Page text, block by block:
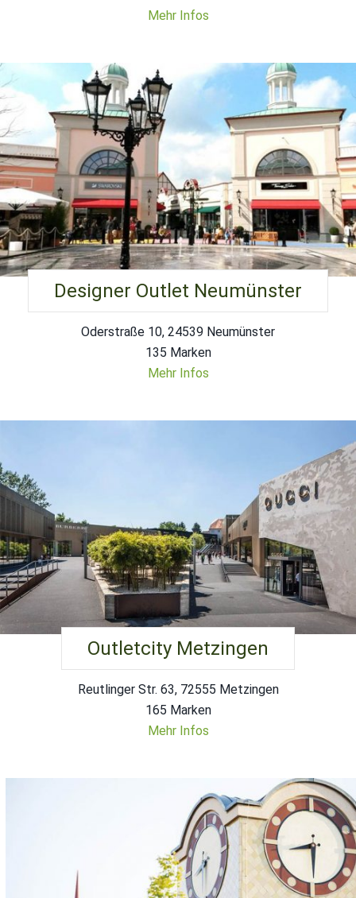
Mehr Infos
Designer Outlet Neumünster
Oderstraße 10, 24539 Neumünster
135 Marken
Mehr Infos
Outletcity Metzingen
Reutlinger Str. 63, 72555 Metzingen
165 Marken
Mehr Infos